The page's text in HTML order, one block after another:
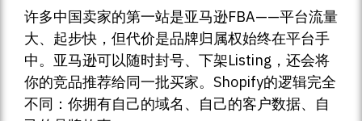
许多中国卖家的第一站是亚马逊FBA——平台流量
大、起步快，但代价是品牌归属权始终在平台手
中。亚马逊可以随时封号、下架Listing，还会将
你的竞品推荐给同一批买家。Shopify的逻辑完全
不同：你拥有自己的域名、自己的客户数据、自